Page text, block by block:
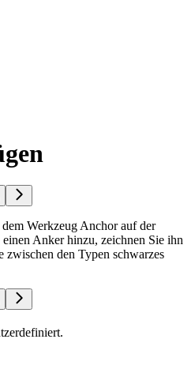
Werkzeug Anchor auf der
Anker hinzu, zeichnen Sie ihn
zwischen den Typen schwarzes